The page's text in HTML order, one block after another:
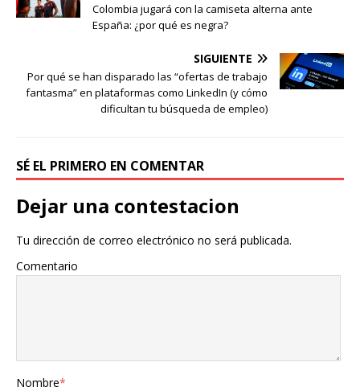
Colombia jugará con la camiseta alterna ante
España: ¿por qué es negra?
SIGUIENTE
Por qué se han disparado las “ofertas de trabajo
fantasma” en plataformas como LinkedIn (y cómo
dificultan tu búsqueda de empleo)
SÉ EL PRIMERO EN COMENTAR
Dejar una contestacion
Tu dirección de correo electrónico no será publicada.
Comentario
Nombre*